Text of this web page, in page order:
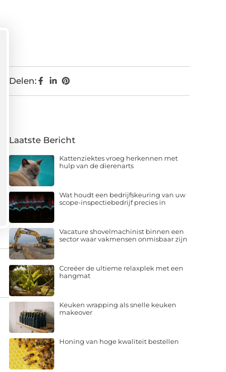
Delen:
Laatste Bericht
Kattenziektes vroeg herkennen met
hulp van de dierenarts
Wat houdt een bedrijfskeuring van uw
scope-inspectiebedrijf precies in
Vacature shovelmachinist binnen een
sector waar vakmensen onmisbaar zijn
Ccreëer de ultieme relaxplek met een
hangmat
Keuken wrapping als snelle keuken
makeover
Honing van hoge kwaliteit bestellen